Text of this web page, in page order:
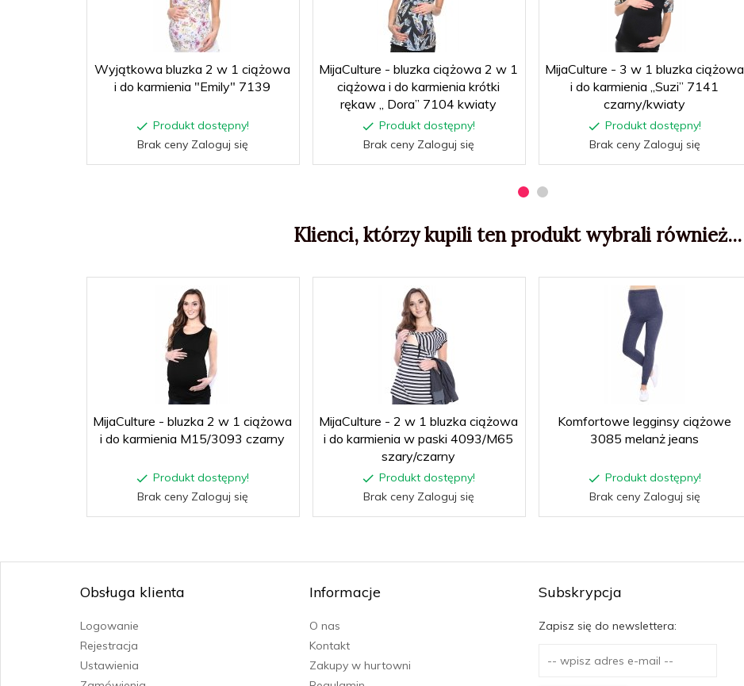
Wyjątkowa bluzka 2 w 1 ciążowa
i do karmienia "Emily" 7139
Produkt dostępny!
Brak ceny Zaloguj się
MijaCulture - bluzka ciążowa 2 w 1
ciążowa i do karmienia krótki
rękaw „ Dora” 7104 kwiaty
Produkt dostępny!
Brak ceny Zaloguj się
MijaCulture - 3 w 1 bluzka ciążowa
i do karmienia „Suzi” 7141
czarny/kwiaty
Produkt dostępny!
Brak ceny Zaloguj się
Klienci, którzy kupili ten produkt wybrali również...
MijaCulture - bluzka 2 w 1 ciążowa
i do karmienia M15/3093 czarny
Produkt dostępny!
Brak ceny Zaloguj się
MijaCulture - 2 w 1 bluzka ciążowa
i do karmienia w paski 4093/M65
szary/czarny
Produkt dostępny!
Brak ceny Zaloguj się
Komfortowe legginsy ciążowe
3085 melanż jeans
Produkt dostępny!
Brak ceny Zaloguj się
Obsługa klienta
Logowanie
Rejestracja
Ustawienia
Informacje
O nas
Kontakt
Zakupy w hurtowni
Subskrypcja
Zapisz się do newslettera: